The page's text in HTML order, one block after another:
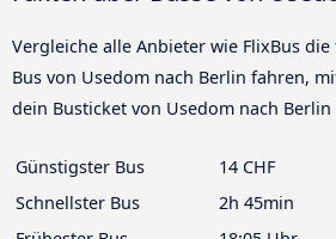
Vergleiche alle Anbieter wie FlixBus
Bus von Usedom nach Berlin fahren,
dein Busticket von Usedom nach Berlin
Günstigster Bus
14 CHF
Schnellster Bus
2h 45min